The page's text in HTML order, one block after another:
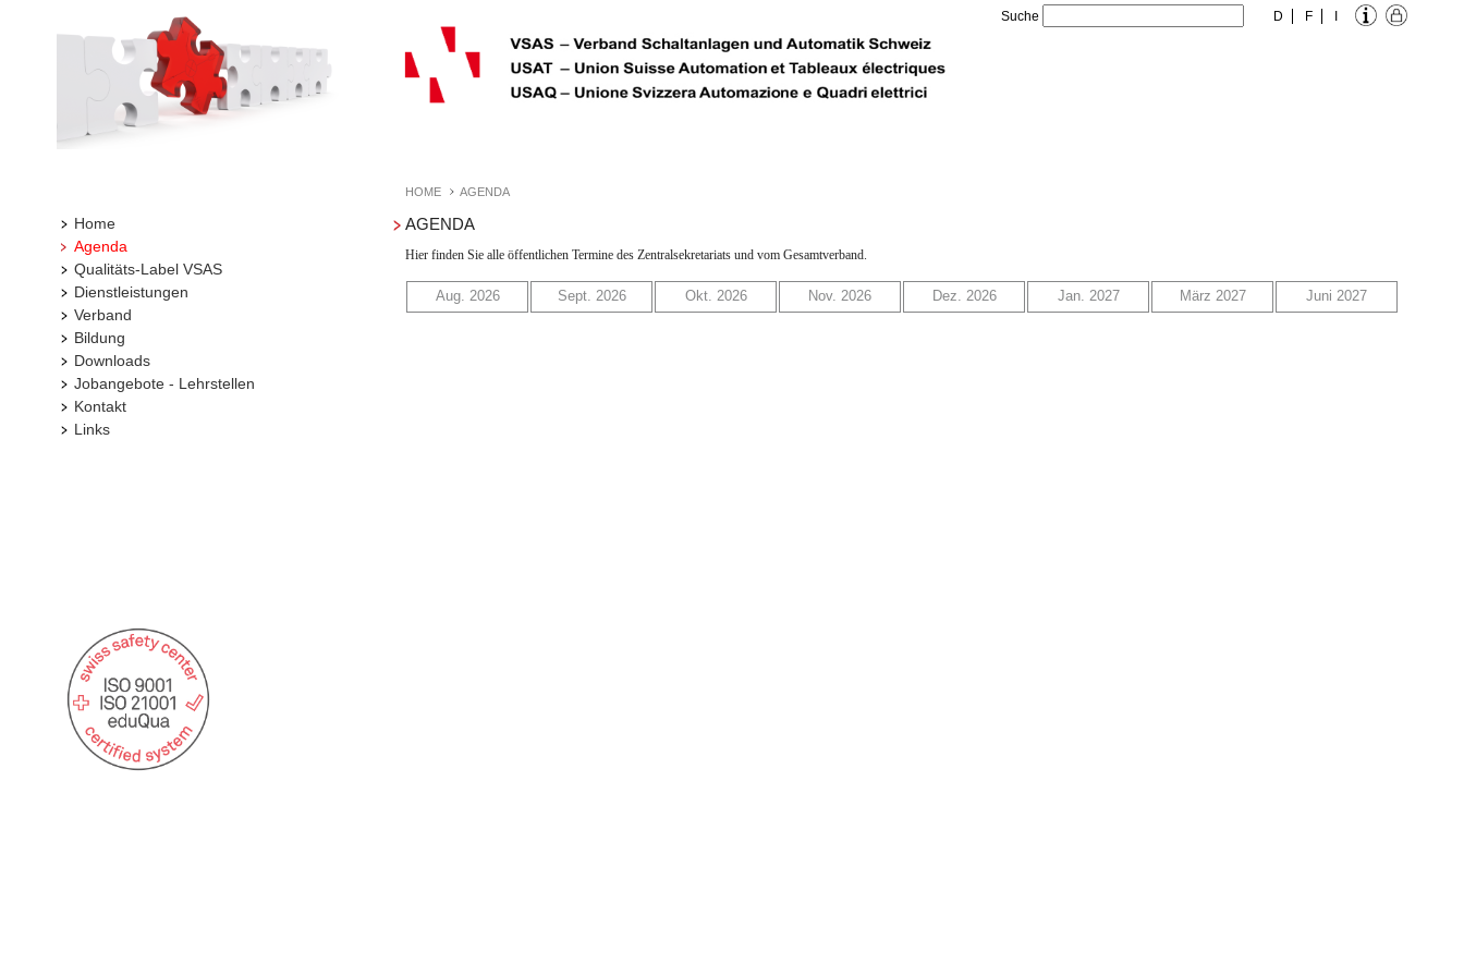
Suche D F
Home
Agenda
Qualitäts-Label VSAS
Dienstleistungen
Verband
Bildung
Downloads
Jobangebote - Lehrstellen
Kontakt
Links
HOME AGENDA
AGENDA
Hier finden Sie alle öffentlichen Termine des Zentralsekretariats und vom Gesamtverband.
Aug. 2026 Sept. 2026 Okt. 2026 Nov. 2026 Dez. 2026 Jan. 2027 März 2027 Juni 2027